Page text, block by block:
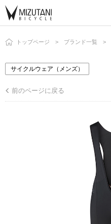
トップページ ブランド一覧
サイクルウェア（メンズ）
前のページに戻る